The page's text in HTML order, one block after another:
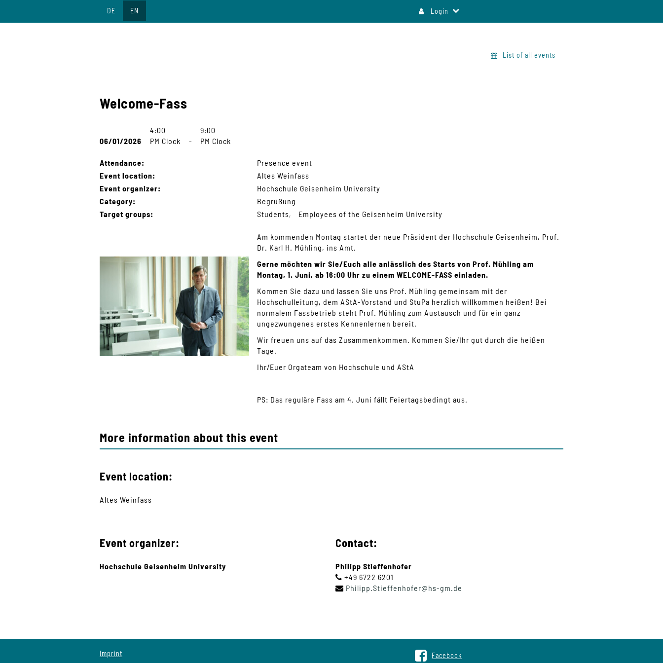
Login
DE EN
List of all events
Welcome-Fass
06/01/2026
4:00
PM Clock
-
9:00
PM Clock
Attendance:
Presence event
Event location:
Altes Weinfass
Event organizer:
Hochschule Geisenheim University
Category:
Begrüßung
Target groups:
Students Employees of the Geisenheim University
Am kommenden Montag startet der neue Präsident der Hochschule Geisenheim, Prof.
Dr. Karl H. Mühling, ins Amt.
Gerne möchten wir Sie/Euch alle anlässlich des Starts von Prof. Mühling am
Montag, 1. Juni, ab 16:00 Uhr zu einem WELCOME-FASS einladen.
Kommen Sie dazu und lassen Sie uns Prof. Mühling gemeinsam mit der
Hochschulleitung, dem AStA-Vorstand und StuPa herzlich willkommen heißen! Bei
normalem Fassbetrieb steht Prof. Mühling zum Austausch und für ein ganz
ungezwungenes erstes Kennenlernen bereit.
Wir freuen uns auf das Zusammenkommen. Kommen Sie/Ihr gut durch die heißen
Tage.
Ihr/Euer Orgateam von Hochschule und AStA
PS: Das reguläre Fass am 4. Juni fällt Feiertagsbedingt aus.
More information about this event
Event location:
Altes Weinfass
Event organizer:
Hochschule Geisenheim University
Contact:
Philipp Stieffenhofer
+49 6722 6201
Philipp.Stieffenhofer@hs-gm.de
Imprint Facebook